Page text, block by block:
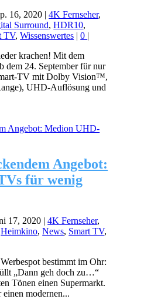
16, 2020 |4K Fernseher,
Surround,HDR10,
TV,Wissenswertes |0 |
krachen! Mit dem
24. September für nur
TV mit Dolby Vision™,
UHD-Auflösung und
Angebot:
für wenig
17, 2020 |4K Fernseher,
Heimkino,News, Smart TV,
bestimmt im Ohr:
„Dann geh doch zu…“
Tönen einen Supermarkt.
einen modernen...